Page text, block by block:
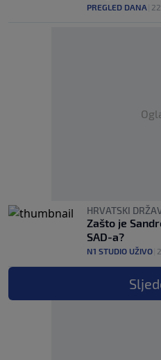
PREGLED DANA
HRVATSKI
Zašto je
SAD-a?
N1 STUDIO UŽIVO